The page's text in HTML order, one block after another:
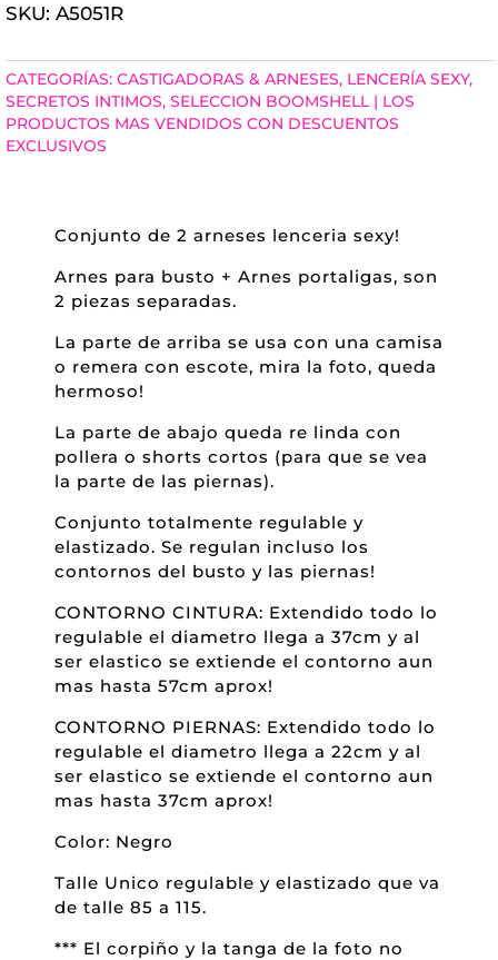
ESCOTE
+
SUJETADOR
PORTALIGA
ROJO
CANTIDAD
SKU: A5051R
CATEGORÍAS: CASTIGADORAS & ARNESES, LENCERÍA SEXY,
SECRETOS INTIMOS, SELECCION BOOMSHELL | LOS
PRODUCTOS MAS VENDIDOS CON DESCUENTOS
EXCLUSIVOS
Conjunto de 2 arneses lenceria sexy!
Arnes para busto + Arnes portaligas, son
2 piezas separadas.
La parte de arriba se usa con una camisa
o remera con escote, mira la foto, queda
hermoso!
La parte de abajo queda re linda con
pollera o shorts cortos (para que se vea
la parte de las piernas).
Conjunto totalmente regulable y
elastizado. Se regulan incluso los
contornos del busto y las piernas!
CONTORNO CINTURA: Extendido todo lo
regulable el diametro llega a 37cm y al
ser elastico se extiende el contorno aun
mas hasta 57cm aprox!
CONTORNO PIERNAS: Extendido todo lo
regulable el diametro llega a 22cm y al
ser elastico se extiende el contorno aun
mas hasta 37cm aprox!
Color: Negro
Talle Unico regulable y elastizado que va
de talle 85 a 115.
*** El corpiño y la tanga de la foto no